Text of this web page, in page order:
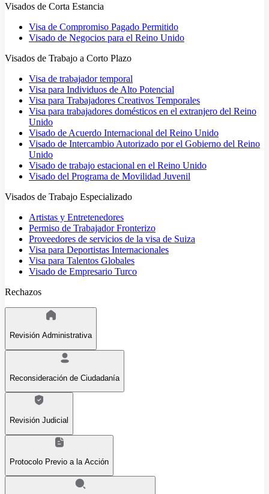
Visados de Corta Estancia
Visa de Compromiso Pagado Permitido
Visado de Negocios para el Reino Unido
Visados de Trabajo a Corto Plazo
Visa de trabajador temporal
Visa para Individuos de Alto Potencial
Visa para Trabajadores Creativos Temporales
Visa para trabajadores domésticos en el extranjero del Reino
Unido
Visado de Acuerdo Internacional del Reino Unido
Visado de Intercambio Autorizado por el Gobierno del Reino
Unido
Visado de trabajo estacional en el Reino Unido
Visado del Programa de Movilidad Juvenil
Visados de Trabajo Especializado
Artistas y Entretenedores
Permiso de Trabajador Fronterizo
Proveedores de servicios de la visa de Suiza
Visa para Deportistas Internacionales
Visa para Talentos Globales
Visado de Empresario Turco
Rechazos
Revisión Administrativa
Reconsideración de Ciudadanía
Revisión Judicial
Protocolo Previo a la Acción